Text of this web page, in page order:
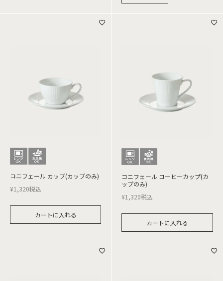
コニフェール カップ(カップのみ)
¥1,320税込
カートに入れる
コニフェール コーヒーカップ(カ
ップのみ)
¥1,320税込
カートに入れる